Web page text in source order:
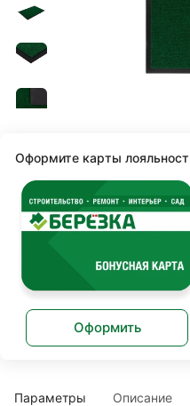
Оформите карты
Оформить
Параметры Описание